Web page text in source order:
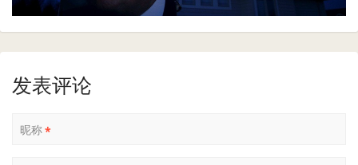
发表评论
昵称*